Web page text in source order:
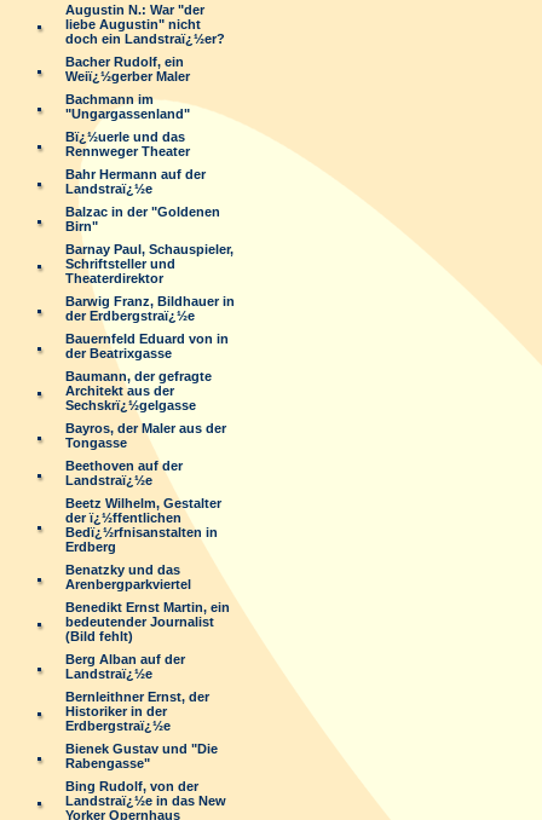
Augustin N.: War "der
liebe Augustin" nicht
doch ein Landstraï¿½er?
Bacher Rudolf, ein
Weiï¿½gerber Maler
Bachmann im
"Ungargassenland"
Bï¿½uerle und das
Rennweger Theater
Bahr Hermann auf der
Landstraï¿½e
Balzac in der "Goldenen
Birn"
Barnay Paul, Schauspieler,
Schriftsteller und
Theaterdirektor
Barwig Franz, Bildhauer in
der Erdbergstraï¿½e
Bauernfeld Eduard von in
der Beatrixgasse
Baumann, der gefragte
Architekt aus der
Sechskrï¿½gelgasse
Bayros, der Maler aus der
Tongasse
Beethoven auf der
Landstraï¿½e
Beetz Wilhelm, Gestalter
der ï¿½ffentlichen
Bedï¿½rfnisanstalten in
Erdberg
Benatzky und das
Arenbergparkviertel
Benedikt Ernst Martin, ein
bedeutender Journalist
(Bild fehlt)
Berg Alban auf der
Landstraï¿½e
Bernleithner Ernst, der
Historiker in der
Erdbergstraï¿½e
Bienek Gustav und "Die
Rabengasse"
Bing Rudolf, von der
Landstraï¿½e in das New
Yorker Opernhaus